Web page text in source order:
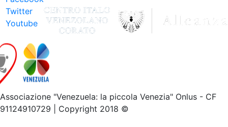
Twitter
Youtube
Associazione "Venezuela: la piccola Venezia" Onlus - CF
91124910729 | Copyright 2018 ©